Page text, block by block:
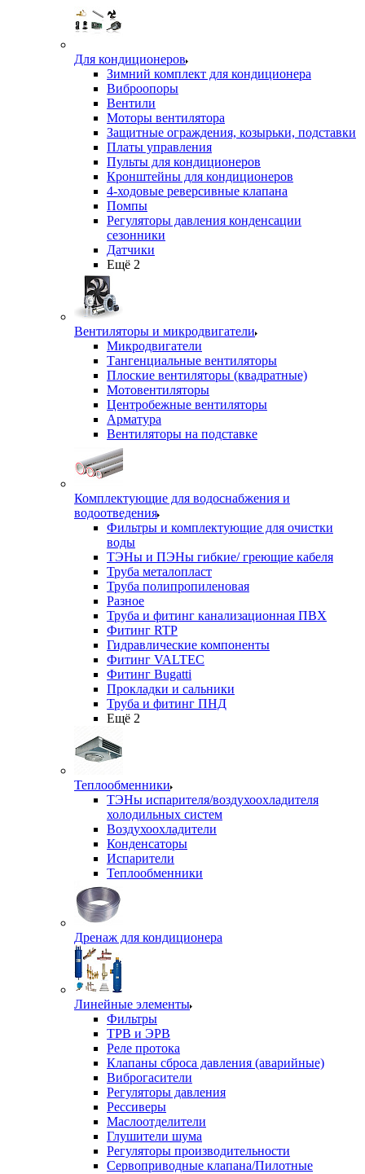
Для кондиционеров
Зимний комплект для кондиционера
Виброопоры
Вентили
Моторы вентилятора
Защитные ограждения, козырьки, подставки
Платы управления
Пульты для кондиционеров
Кронштейны для кондиционеров
4-ходовые реверсивные клапана
Помпы
Регуляторы давления конденсации
сезонники
Датчики
Ещё 2
Вентиляторы и микродвигатели
Микродвигатели
Тангенциальные вентиляторы
Плоские вентиляторы (квадратные)
Мотовентиляторы
Центробежные вентиляторы
Арматура
Вентиляторы на подставке
Комплектующие для водоснабжения и
водоотведения
Фильтры и комплектующие для очистки
воды
ТЭНы и ПЭНы гибкие/ греющие кабеля
Труба металопласт
Труба полипропиленовая
Разное
Труба и фитинг канализационная ПВХ
Фитинг RTP
Гидравлические компоненты
Фитинг VALTEC
Фитинг Bugatti
Прокладки и сальники
Труба и фитинг ПНД
Ещё 2
Теплообменники
ТЭНы испарителя/воздухоохладителя
холодильных систем
Воздухоохладители
Конденсаторы
Испарители
Теплообменники
Дренаж для кондиционера
Линейные элементы
Фильтры
ТРВ и ЭРВ
Реле протока
Клапаны сброса давления (аварийные)
Виброгасители
Регуляторы давления
Рессиверы
Маслоотделители
Глушители шума
Регуляторы производительности
Сервоприводные клапана/Пилотные